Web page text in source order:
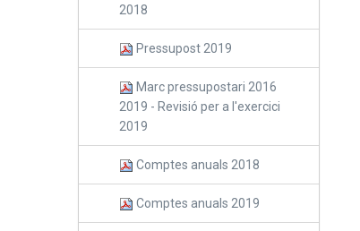
2018
Pressupost 2019
Marc pressupostari 2016
2019 - Revisió per a l'exercici
2019
Comptes anuals 2018
Comptes anuals 2019